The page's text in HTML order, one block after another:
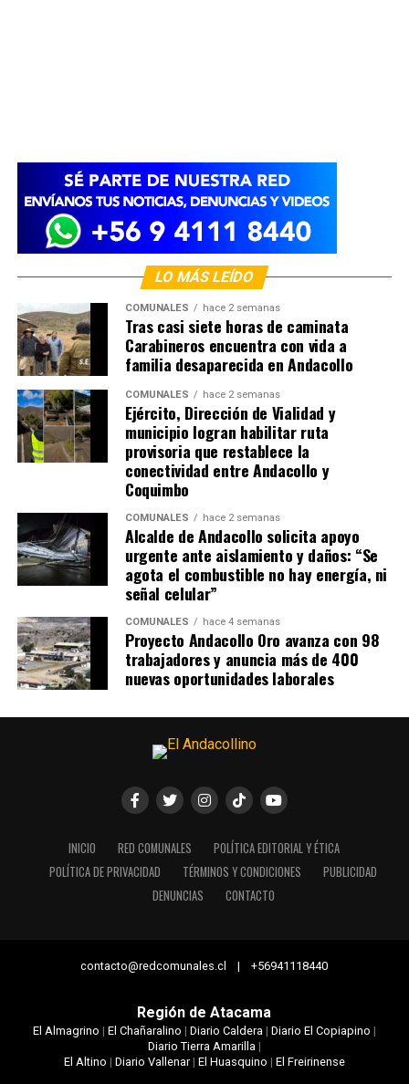
LO MÁS LEÍDO
COMUNALES hace 2 semanas
Tras casi siete horas de caminata
Carabineros encuentra con vida a
familia desaparecida en Andacollo
COMUNALES hace 2 semanas
Ejército, Dirección de Vialidad y
municipio logran habilitar ruta
provisoria que restablece la
conectividad entre Andacollo y
Coquimbo
COMUNALES hace 2 semanas
Alcalde de Andacollo solicita apoyo
urgente ante aislamiento y daños: “Se
agota el combustible no hay energía, ni
señal celular”
COMUNALES hace 4 semanas
Proyecto Andacollo Oro avanza con 98
trabajadores y anuncia más de 400
nuevas oportunidades laborales
INICIO RED COMUNALES
POLÍTICA EDITORIAL Y ÉTICA
POLÍTICA DE PRIVACIDAD
TÉRMINOS Y CONDICIONES
PUBLICIDAD
DENUNCIAS
CONTACTO
contacto@redcomunales.cl | +56941118440
Región de Atacama
El Almagrino | El Chañaralino | Diario Caldera| Diario El Copiapino |
Diario Tierra Amarilla|
El Altino | Diario Vallenar| El Huasquino | El Freirinense